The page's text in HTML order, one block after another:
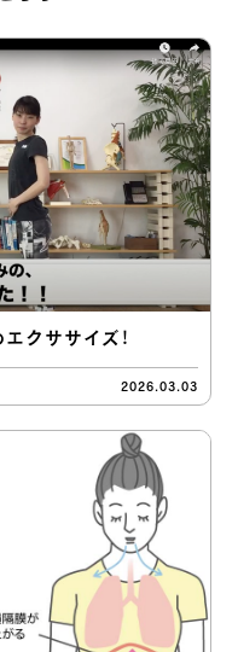
クササイズ！
2026.03.03